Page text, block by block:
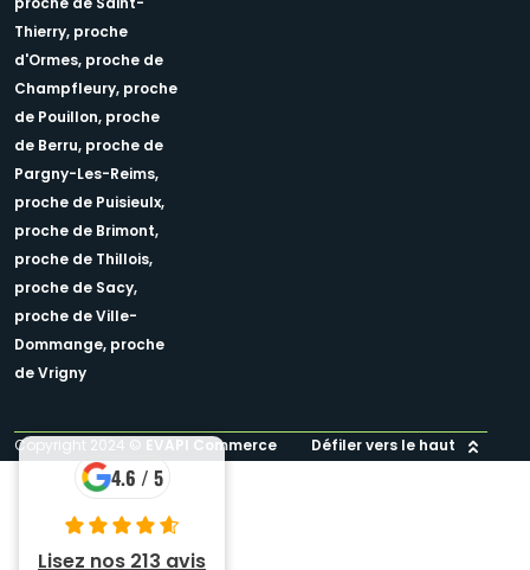
4.6 / 5
Lisez nos 213 avis
Thierry, proche
d'Ormes, proche de
Champfleury, proche
de Pouillon, proche
de Berru, proche de
Pargny-Les-Reims,
proche de Puisieulx,
proche de Brimont,
proche de Thillois,
proche de Sacy,
proche de Ville-
Dommange, proche
de Vrigny
Copyright 2024 © EVAPI Commerce Défiler vers le haut